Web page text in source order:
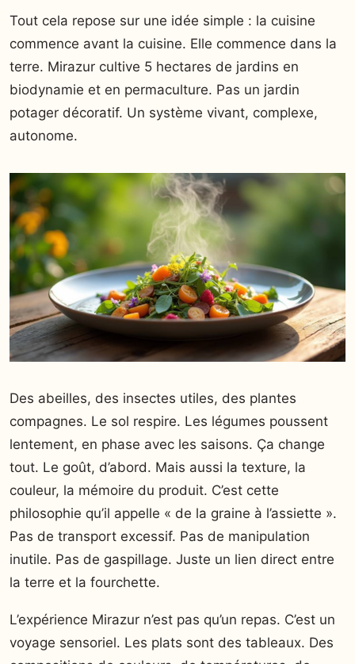
Tout cela repose sur une idée simple : la cuisine
commence avant la cuisine. Elle commence dans la
terre. Mirazur cultive 5 hectares de jardins en
biodynamie et en permaculture. Pas un jardin
potager décoratif. Un système vivant, complexe,
autonome.
Des abeilles, des insectes utiles, des plantes
compagnes. Le sol respire. Les légumes poussent
lentement, en phase avec les saisons. Ça change
tout. Le goût, d’abord. Mais aussi la texture, la
couleur, la mémoire du produit. C’est cette
philosophie qu’il appelle « de la graine à l’assiette ».
Pas de transport excessif. Pas de manipulation
inutile. Pas de gaspillage. Juste un lien direct entre
la terre et la fourchette.
L’expérience Mirazur n’est pas qu’un repas. C’est un
voyage sensoriel. Les plats sont des tableaux. Des